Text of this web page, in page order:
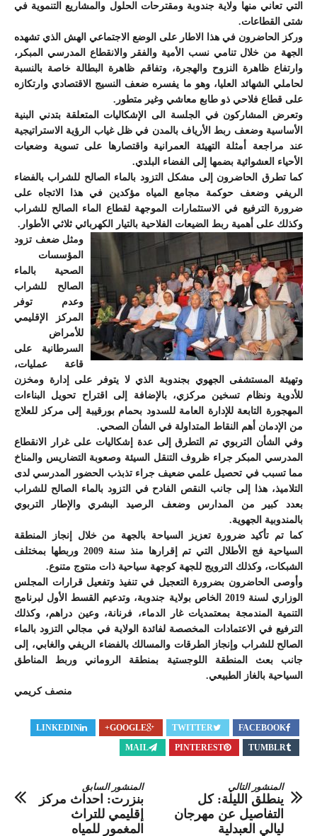
التي تعاني منها ولاية جندوبة ومقترحات الحلول والمشاريع التنموية في
شتى القطاعات.
وركز الحاضرون في هذا الاطار على الوضع الاجتماعي الهش الذي تشهده
الجهة من خلال تنامي نسب الأمية والفقر والانقطاع المدرسي المبكر،
وارتفاع ظاهرة النزوح والهجرة، وتفاقم ظاهرة البطالة خاصة بالنسبة
لحاملي الشهائد العليا، وهو ما يفسره ضعف النسيج الاقتصادي وارتكازه
على قطاع فلاحي ذو طابع معاشي وغير متطور.
وتعرض المشاركون في الجلسة الى الإشكاليات المتعلقة بتدني البنية
الأساسية وضعف ربط الأرياف بالمدن في ظل غياب الرؤية الاستراتيجية
عند مراجعة أمثلة التهيئة العمرانية واقتصارها على تسوية وضعيات
الأحياء العشوائية بضمها إلى الفضاء البلدي.
كما تطرق الحاضرون إلى مشكل التزود بالماء الصالح للشراب بالفضاء
الريفي وضعف حوكمة مجامع المياه مؤكدين في هذا الاتجاه على
ضرورة الترفيع في الاستثمارات الموجهة لقطاع الماء الصالح للشراب
وكذلك على أهمية ربط الضيعات الفلاحية بالتيار الكهربائي ثلاثي الأطوار.
ومثل ضعف تزود
المؤسسات
الصحية بالماء
الصالح للشراب
وعدم توفر
المركز الإقليمي
للأمراض
السرطانية على
قاعة عمليات،
وتهيئة المستشفى الجهوي بجندوبة الذي لا يتوفر على إدارة ومخزن
للأدوية ونظام تسخين مركزي، بالإضافة إلى اقتراح تحويل البناءات
المهجورة التابعة للإدارة العامة للسدود بحمام بورقيبة إلى مركز للعلاج
من الإدمان أهم النقاط المتداولة في الشأن الصحي.
وفي الشأن التربوي تم التطرق إلى عدة إشكاليات على غرار الانقطاع
المدرسي المبكر جراء ظروف التنقل السيئة وصعوبة التضاريس والمناخ
مما تسبب في تحصيل علمي ضعيف جراء تذبذب الحضور المدرسي لدى
التلاميذ، هذا إلى جانب النقص الفادح في التزود بالماء الصالح للشراب
بعدد كبير من المدارس وضعف الرصيد البشري والإطار التربوي
بالمندوبية الجهوية.
كما تم تأكيد ضرورة تعزيز السياحة بالجهة من خلال إنجاز المنطقة
السياحية فج الأطلال التي تم إقرارها منذ سنة 2009 وربطها بمختلف
الشبكات، وكذلك الترويج للجهة كوجهة سياحية ذات منتوج متنوع.
وأوصى الحاضرون بضرورة التعجيل في تنفيذ وتفعيل قرارات المجلس
الوزاري لسنة 2019 الخاص بولاية جندوبة، وتدعيم القسط الأول لبرنامج
التنمية المندمجة بمعتمديات غار الدماء، فرنانة، وعين دراهم، وكذلك
الترفيع في الاعتمادات المخصصة لفائدة الولاية في مجالي التزود بالماء
الصالح للشراب وإنجاز الطرقات والمسالك بالفضاء الريفي والغابي، إلى
جانب بعث المنطقة اللوجستية بمنطقة الروماني وربط المناطق
السياحية بالغاز الطبيعي.
منصف كريمي
FACEBOOK
TWITTER
GOOGLE+
LINKEDIN
TUMBLR
PINTEREST
MAIL
المنشور السابق
بنزرت: احداث مركز
إقليمي للتراث
المغمور للمياه
المنشور التالي
ينطلق الليلة: كل
التفاصيل عن مهرجان
ليالي العبدلية